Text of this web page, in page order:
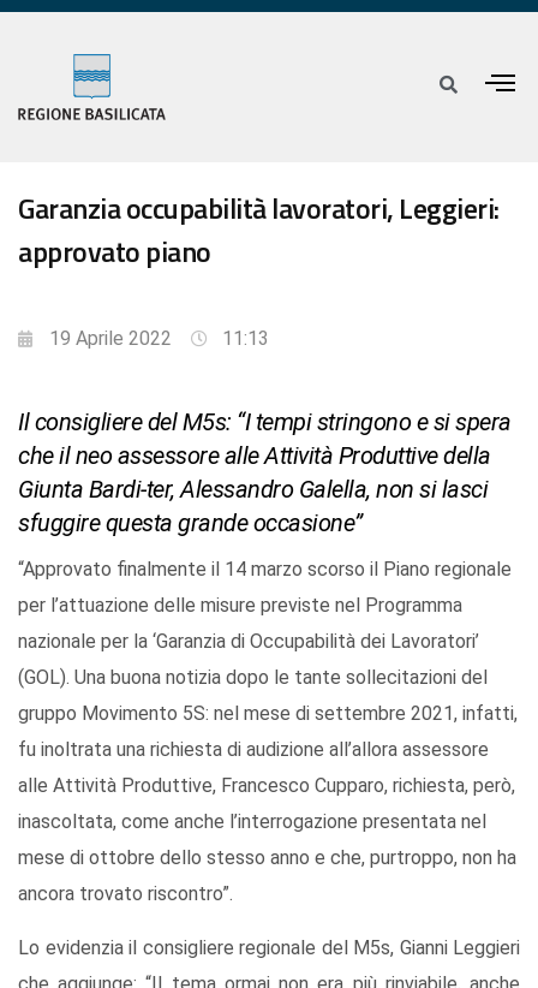
Garanzia occupabilità lavoratori, Leggieri:
approvato piano
19 Aprile 2022 11:13
Il consigliere del M5s: “I tempi stringono e si spera
che il neo assessore alle Attività Produttive della
Giunta Bardi-ter, Alessandro Galella, non si lasci
sfuggire questa grande occasione”
“Approvato finalmente il 14 marzo scorso il Piano regionale
per l’attuazione delle misure previste nel Programma
nazionale per la ‘Garanzia di Occupabilità dei Lavoratori’
(GOL). Una buona notizia dopo le tante sollecitazioni del
gruppo Movimento 5S: nel mese di settembre 2021, infatti,
fu inoltrata una richiesta di audizione all’allora assessore
alle Attività Produttive, Francesco Cupparo, richiesta, però,
inascoltata, come anche l’interrogazione presentata nel
mese di ottobre dello stesso anno e che, purtroppo, non ha
ancora trovato riscontro”.
Lo evidenzia il consigliere regionale del M5s, Gianni Leggieri